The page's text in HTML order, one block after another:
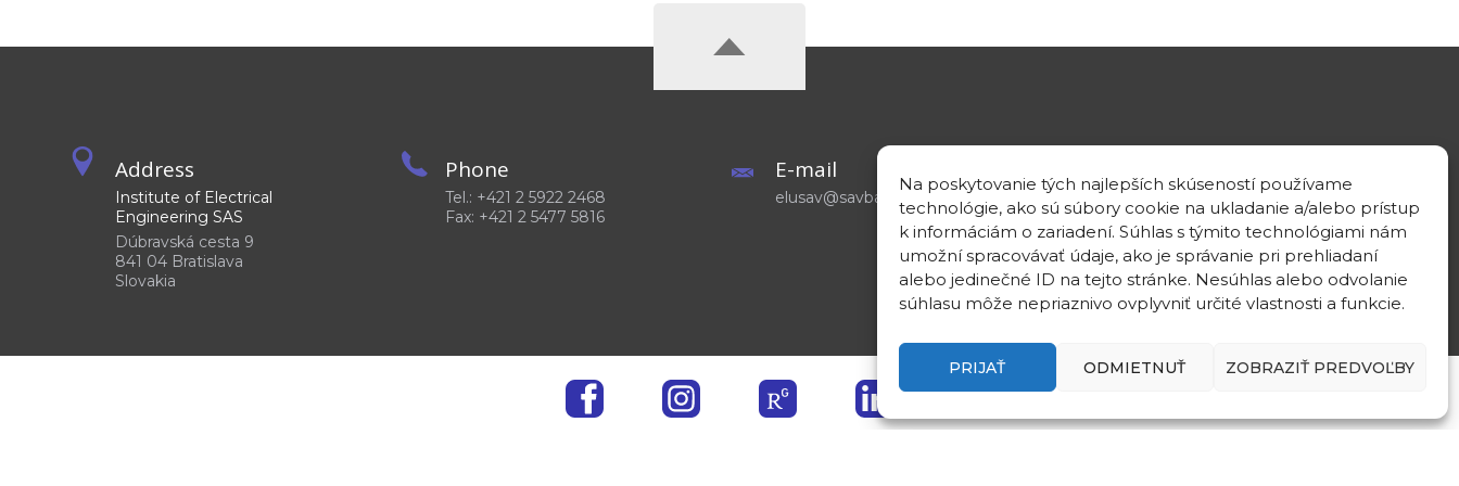
Na poskytovanie tých najlepších skúseností používame
technológie, ako sú súbory cookie na ukladanie a/alebo prístup
k informáciám o zariadení. Súhlas s týmito technológiami nám
umožní spracovávať údaje, ako je správanie pri prehliadaní
alebo jedinečné ID na tejto stránke. Nesúhlas alebo odvolanie
súhlasu môže nepriaznivo ovplyvniť určité vlastnosti a funkcie.
PRIJAŤ ODMIETNUŤ ZOBRAZIŤ PREDVOĽBY
Address
Institute of Electrical
Engineering SAS
Dúbravská cesta 9
841 04 Bratislava
Slovakia
Phone
Tel.: +421 2 5922 2468
Fax: +421 2 5477 5816
E-mail
elusav@savba.sk
48°10'09.3”N
17°04'08.7”E